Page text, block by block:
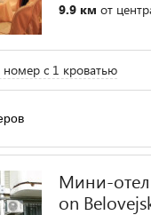
9.9 км от
с 1 кроватью
Мини-
on